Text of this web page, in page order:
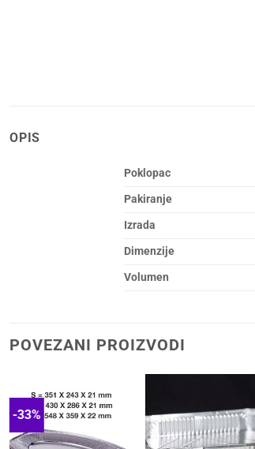
OPIS
Poklopac
Pakiranje
Izrada
Dimenzije
Volumen
POVEZANI PROIZVODI
-33%